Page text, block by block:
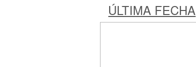
ÚLTIMA FECHA